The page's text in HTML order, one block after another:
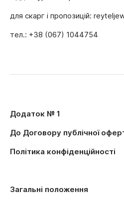
для скарг і пропозицій:
тел.: +38 (067) 1044754
Додаток № 1
До Договору публічної
Політика конфіденційності
Загальні положення